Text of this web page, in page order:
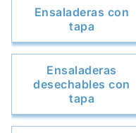
Ensaladeras con
tapa
Ensaladeras
desechables con
tapa